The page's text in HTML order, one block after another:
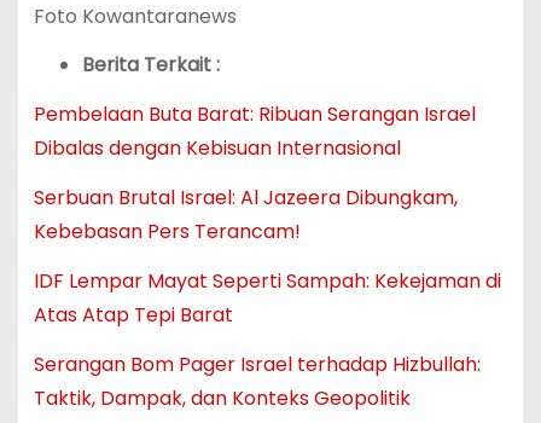
Foto Kowantaranews
Berita Terkait :
Pembelaan Buta Barat: Ribuan Serangan Israel
Dibalas dengan Kebisuan Internasional
Serbuan Brutal Israel: Al Jazeera Dibungkam,
Kebebasan Pers Terancam!
IDF Lempar Mayat Seperti Sampah: Kekejaman di
Atas Atap Tepi Barat
Serangan Bom Pager Israel terhadap Hizbullah:
Taktik, Dampak, dan Konteks Geopolitik